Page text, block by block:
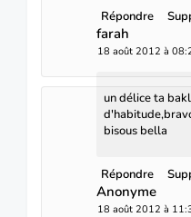
Répondre
farah
18 août 2012 à
un délice ta
bisous bella
Répondre
Anonyme
18 août 2012 à